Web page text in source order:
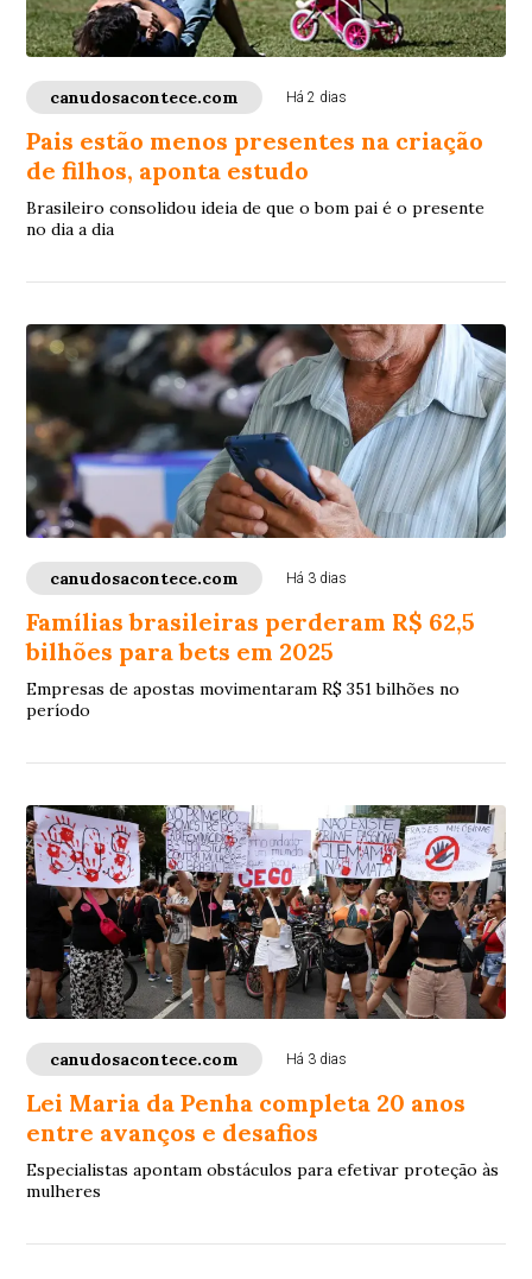
canudosacontece.com Há 2 dias
Pais estão menos presentes na criação
de filhos, aponta estudo
Brasileiro consolidou ideia de que o bom pai é o presente
no dia a dia
canudosacontece.com Há 3 dias
Famílias brasileiras perderam R$ 62,5
bilhões para bets em 2025
Empresas de apostas movimentaram R$ 351 bilhões no
período
canudosacontece.com Há 3 dias
Lei Maria da Penha completa 20 anos
entre avanços e desafios
Especialistas apontam obstáculos para efetivar proteção às
mulheres